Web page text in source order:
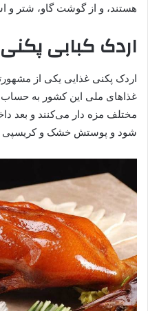
هستند، و از گوشت گاو، شتر
اردک کبابی پکنی
اردک پکنی غذایی یکی از
غذا‌های ملی این کشور به حساب
مختلف مزه دار می‌کنند و بعد
شود و پوستش خشک و کریسپی